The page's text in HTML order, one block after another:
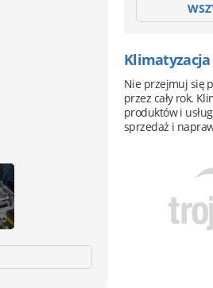
Nie przejmuj się
przez cały rok.
produktów i
sprzedaż i